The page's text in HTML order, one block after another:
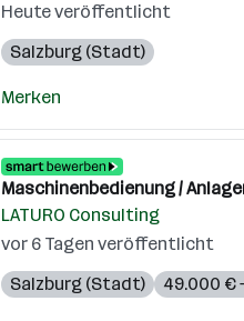
Heute veröffentlicht
Salzburg (Stadt)
Merken
Maschinenbedienung /
LATURO Consulting
vor 6 Tagen veröffentlicht
Salzburg (Stadt)
49.000 €